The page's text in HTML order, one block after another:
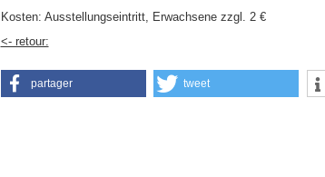
Kosten: Ausstellungseintritt, Erwachsene zzgl. 2 €
<- retour:
partager tweet